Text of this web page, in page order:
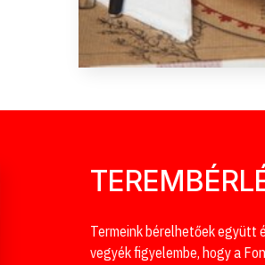
Termeink bérelhetőek együtt
vegyék figyelembe, hogy a